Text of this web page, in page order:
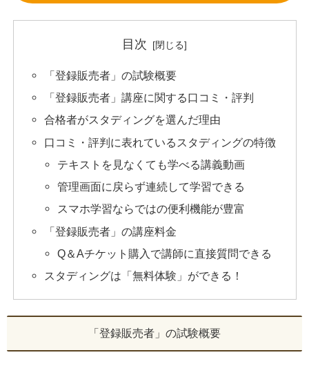
目次
「登録販売者」の試験概要
「登録販売者」講座に関する口コミ・評判
合格者がスタディングを選んだ理由
口コミ・評判に表れているスタディングの特徴
テキストを見なくても学べる講義動画
管理画面に戻らず連続して学習できる
スマホ学習ならではの便利機能が豊富
「登録販売者」の講座料金
Q＆Aチケット購入で講師に直接質問できる
スタディングは「無料体験」ができる！
「登録販売者」の試験概要